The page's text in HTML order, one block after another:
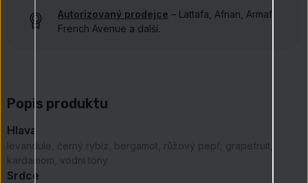
Autorizovaný prodejce – Lattafa, Afnan, Armaf,
French Avenue a další.
Popis produktu
Hlava
levandule, černý rybíz, bergamot, růžový pepř, grapefruit,
kardamom, vodní tóny
Srdce